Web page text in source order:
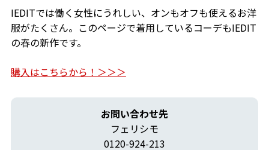
IEDITでは働く女性にうれしい、オンもオフも使えるお洋
服がたくさん。このページで着用しているコーデもIEDIT
の春の新作です。
購入はこちらから！＞＞＞
お問い合わせ先
フェリシモ
0120-924-213